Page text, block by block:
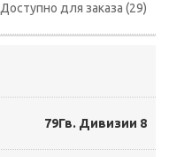
Доступно для заказа (29)
79Гв. Дивизии 8